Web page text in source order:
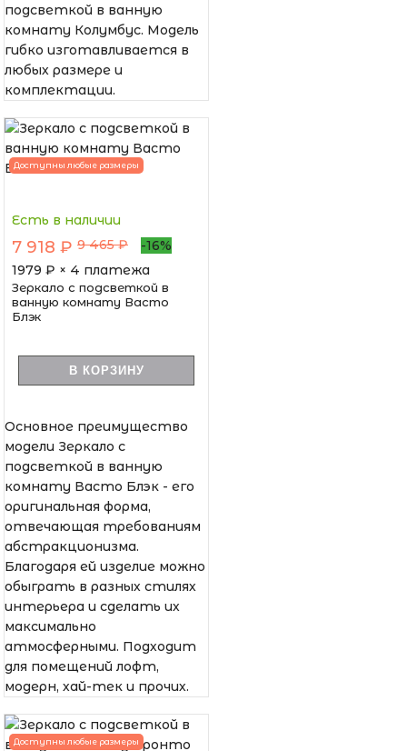
подсветкой в ванную
комнату Колумбус. Модель
гибко изготавливается в
любых размере и
комплектации.
Доступны любые размеры
Есть в наличии
7 918 ₽ 9 465 ₽
-16%
1979 ₽ × 4 платежа
Зеркало с подсветкой в
ванную комнату Васто
Блэк
В КОРЗИНУ
Основное преимущество
модели Зеркало с
подсветкой в ванную
комнату Васто Блэк - его
оригинальная форма,
отвечающая требованиям
абстракционизма.
Благодаря ей изделие можно
обыграть в разных стилях
интерьера и сделать их
максимально
атмосферными. Подходит
для помещений лофт,
модерн, хай-тек и прочих.
Доступны любые размеры